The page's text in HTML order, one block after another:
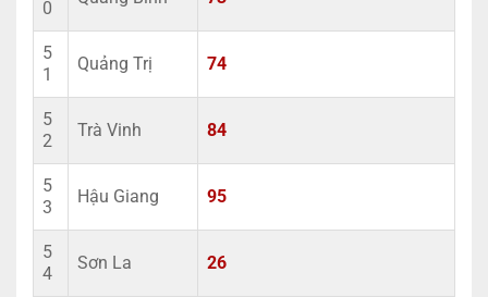
0
5
1
Quảng Trị 74
5
2
Trà Vinh 84
5
3
Hậu Giang 95
5
4
Sơn La 26